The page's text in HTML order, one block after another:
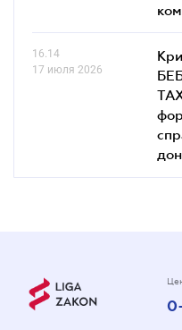
16.14
17 июля 2026